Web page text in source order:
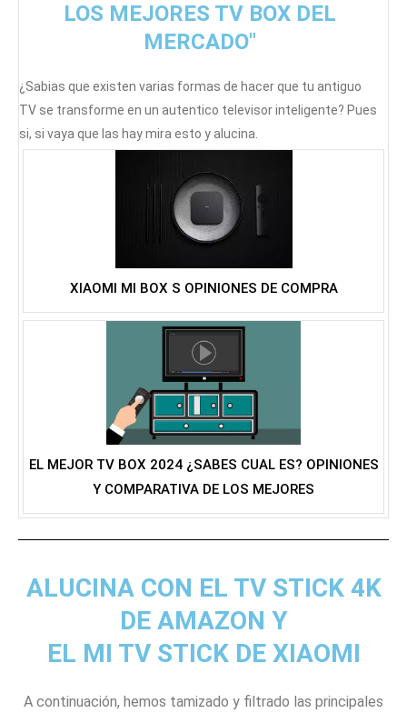
LOS MEJORES TV BOX DEL
MERCADO"
¿Sabias que existen varias formas de hacer que tu antiguo
TV se transforme en un autentico televisor inteligente? Pues
si, si vaya que las hay mira esto y alucina.
XIAOMI MI BOX S OPINIONES DE COMPRA
EL MEJOR TV BOX 2024 ¿SABES CUAL ES? OPINIONES
Y COMPARATIVA DE LOS MEJORES
ALUCINA CON EL TV STICK 4K
DE AMAZON Y
EL MI TV STICK DE XIAOMI
A continuación, hemos tamizado y filtrado las principales